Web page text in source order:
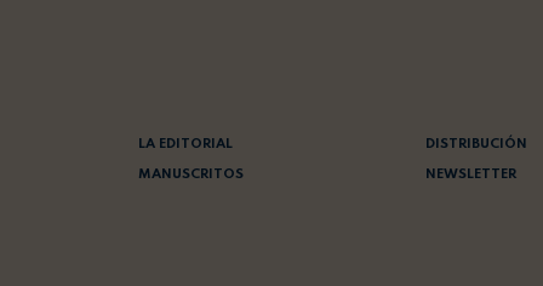
LA EDITORIAL
MANUSCRITOS
DISTRIBUCIÓN
NEWSLETTER